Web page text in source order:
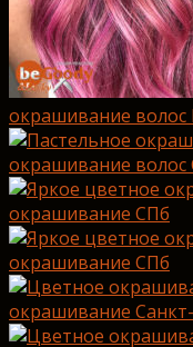
окрашивание
окрашивание волос
окрашивание СПб
окрашивание СПб
окрашивание